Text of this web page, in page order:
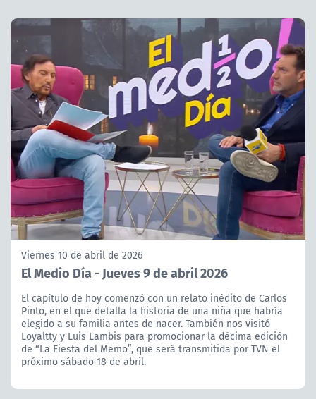
Viernes 10 de abril de 2026
El Medio Día - Jueves 9 de abril 2026
El capítulo de hoy comenzó con un relato inédito de Carlos
Pinto, en el que detalla la historia de una niña que habría
elegido a su familia antes de nacer. También nos visitó
Loyaltty y Luis Lambis para promocionar la décima edición
de “La Fiesta del Memo”, que será transmitida por TVN el
próximo sábado 18 de abril.